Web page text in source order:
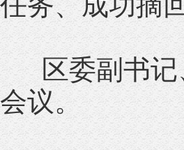
区委副书记
会议。